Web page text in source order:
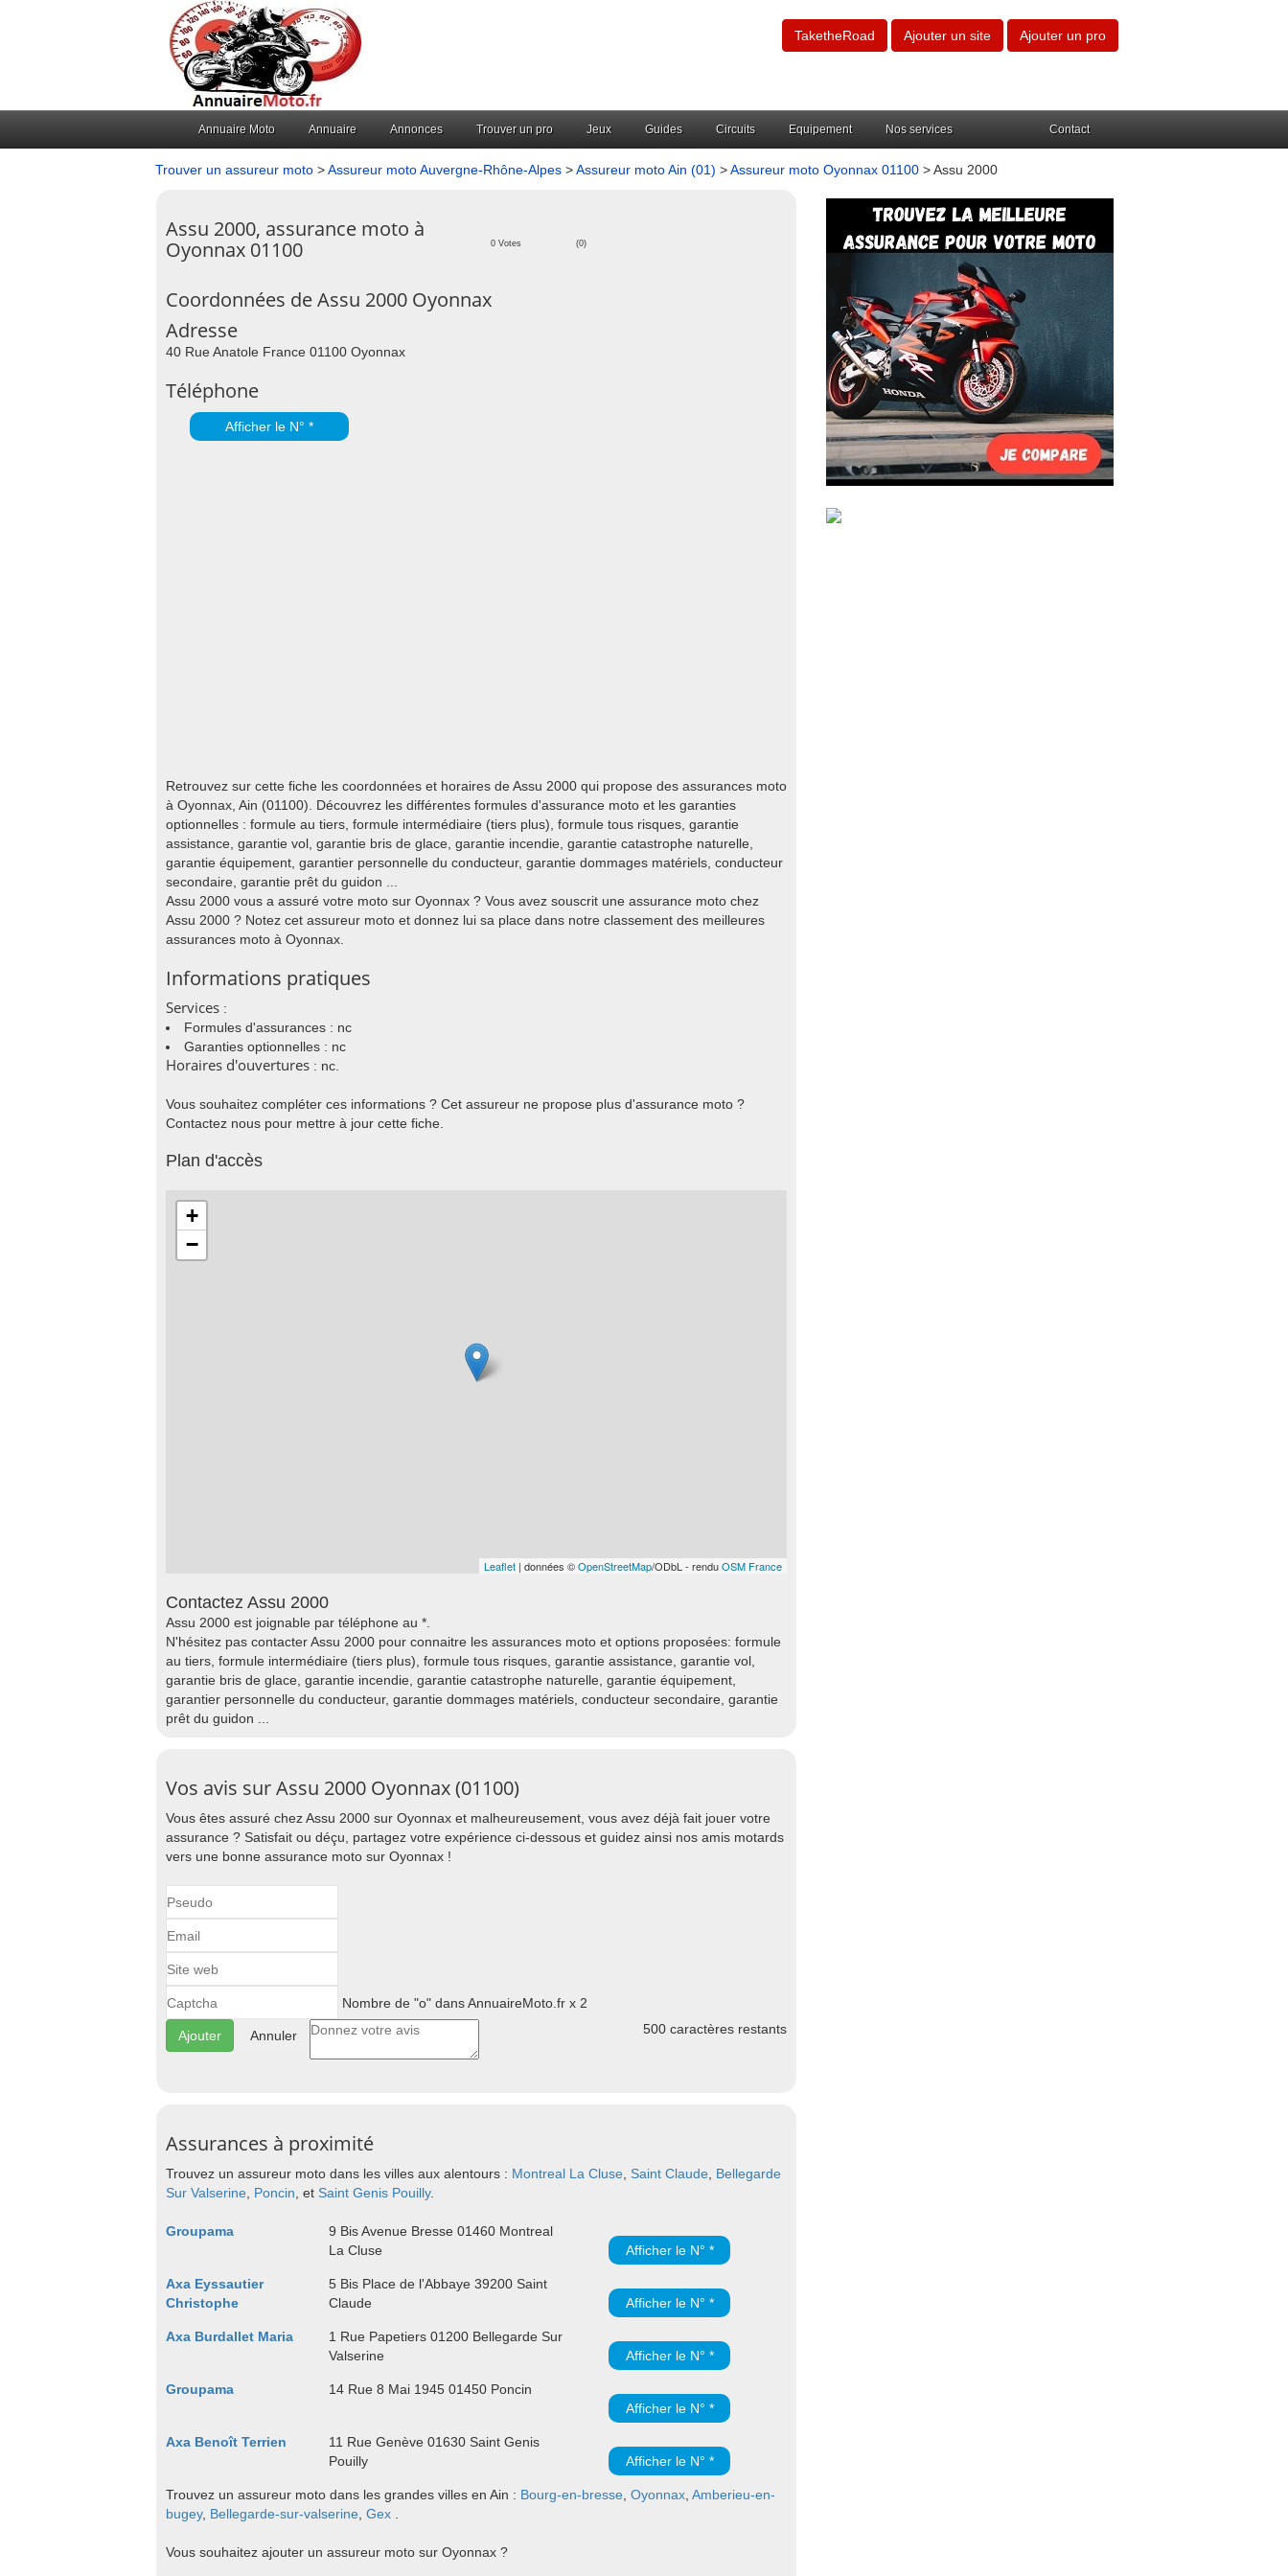
TaketheRoad Ajouter un site Ajouter un pro
Annuaire Moto Annuaire Annonces Trouver un pro Jeux Guides Circuits Equipement Nos services Contact
Trouver un assureur moto >Assureur moto Auvergne-Rhône-Alpes >Assureur moto Ain (01) >Assureur moto Oyonnax 01100 > Assu 2000
Assu 2000, assurance moto à
Oyonnax 01100
0 Votes (0)
Coordonnées de Assu 2000 Oyonnax
Adresse
40 Rue Anatole France 01100 Oyonnax
Téléphone
Afficher le N° *
Retrouvez sur cette fiche les coordonnées et horaires de Assu 2000 qui propose des assurances moto
à Oyonnax, Ain (01100). Découvrez les différentes formules d'assurance moto et les garanties
optionnelles : formule au tiers, formule intermédiaire (tiers plus), formule tous risques, garantie
assistance, garantie vol, garantie bris de glace, garantie incendie, garantie catastrophe naturelle,
garantie équipement, garantier personnelle du conducteur, garantie dommages matériels, conducteur
secondaire, garantie prêt du guidon ...
Assu 2000 vous a assuré votre moto sur Oyonnax ? Vous avez souscrit une assurance moto chez
Assu 2000 ? Notez cet assureur moto et donnez lui sa place dans notre classement des meilleures
assurances moto à Oyonnax.
Informations pratiques
Services :
Formules d'assurances : nc
Garanties optionnelles : nc
Horaires d'ouvertures : nc.
Vous souhaitez compléter ces informations ? Cet assureur ne propose plus d'assurance moto ?
Contactez nous pour mettre à jour cette fiche.
Plan d'accès
+
−
Leaflet | données ©OpenStreetMap/ODbL - renduOSM France
Contactez Assu 2000
Assu 2000 est joignable par téléphone au *.
N'hésitez pas contacter Assu 2000 pour connaitre les assurances moto et options proposées: formule
au tiers, formule intermédiaire (tiers plus), formule tous risques, garantie assistance, garantie vol,
garantie bris de glace, garantie incendie, garantie catastrophe naturelle, garantie équipement,
garantier personnelle du conducteur, garantie dommages matériels, conducteur secondaire, garantie
prêt du guidon ...
Vos avis sur Assu 2000 Oyonnax (01100)
Vous êtes assuré chez Assu 2000 sur Oyonnax et malheureusement, vous avez déjà fait jouer votre
assurance ? Satisfait ou déçu, partagez votre expérience ci-dessous et guidez ainsi nos amis motards
vers une bonne assurance moto sur Oyonnax !
Nombre de "o" dans AnnuaireMoto.fr x 2
Annuler 500 caractères restants
Assurances à proximité
Trouvez un assureur moto dans les villes aux alentours : Montreal La Cluse Saint Claude
Bellegarde
Sur Valserine
Poncin , et Saint Genis Pouilly.
Groupama
9 Bis Avenue Bresse 01460 Montreal
La Cluse
Afficher le N° *
Axa Eyssautier
Christophe
5 Bis Place de l'Abbaye 39200 Saint
Claude
Afficher le N° *
Axa Burdallet Maria
1 Rue Papetiers 01200 Bellegarde Sur
Valserine
Afficher le N° *
Groupama
14 Rue 8 Mai 1945 01450 Poncin
Afficher le N° *
Axa Benoît Terrien
11 Rue Genève 01630 Saint Genis
Pouilly
Afficher le N° *
Trouvez un assureur moto dans les grandes villes en Ain : Bourg-en-bresse Oyonnax Amberieu-en-
bugey, Bellegarde-sur-valserine Gex
Vous souhaitez ajouter un assureur moto sur Oyonnax ?